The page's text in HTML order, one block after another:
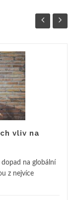
vliv na
na globální
z nejvíce